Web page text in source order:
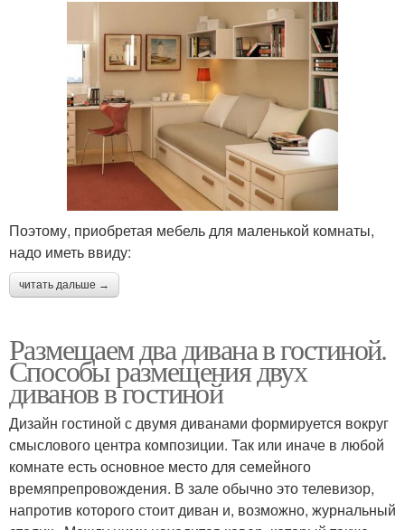
Поэтому, приобретая мебель для маленькой комнаты,
надо иметь ввиду:
читать дальше →
Размещаем два дивана в гостиной.
Способы размещения двух
диванов в гостиной
Дизайн гостиной с двумя диванами формируется вокруг
смыслового центра композиции. Так или иначе в любой
комнате есть основное место для семейного
времяпрепровождения. В зале обычно это телевизор,
напротив которого стоит диван и, возможно, журнальный